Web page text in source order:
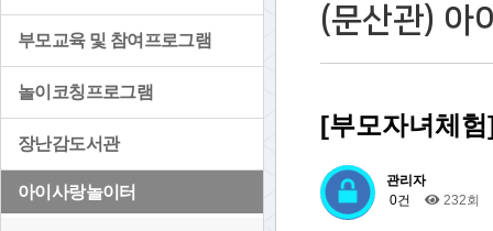
부모교육 및 참여프로그램
놀이코칭프로그램
장난감도서관
아이사랑놀이터
(문산관) 아
[부모자녀체
관리자
0건
232회